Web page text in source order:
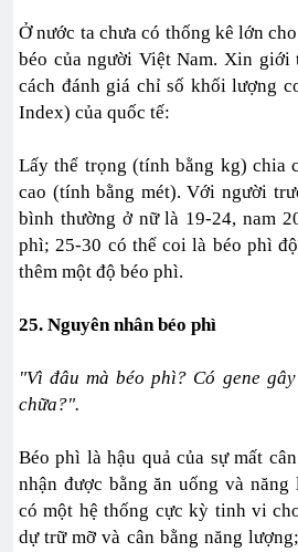
Ở nước ta chưa có thống kê lớn
béo của người Việt Nam. Xin giới
cách đánh giá chỉ số khối lượng
Index) của quốc tế:
Lấy thể trọng (tính bằng kg) chia
cao (tính bằng mét). Với người
bình thường ở nữ là 19-24, nam
phì; 25-30 có thể coi là béo phì
thêm một độ béo phì.
25. Nguyên nhân béo phì
"Vì đâu mà béo phì? Có gene
chữa?".
Béo phì là hậu quả của sự mất
nhận được bằng ăn uống và
có một hệ thống cực kỳ tinh vi
dự trữ mỡ và cân bằng năng